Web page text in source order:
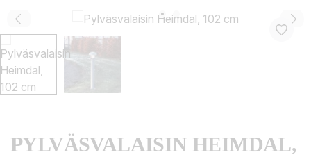
PYLVÄSVALAISIN HEIMDAL,